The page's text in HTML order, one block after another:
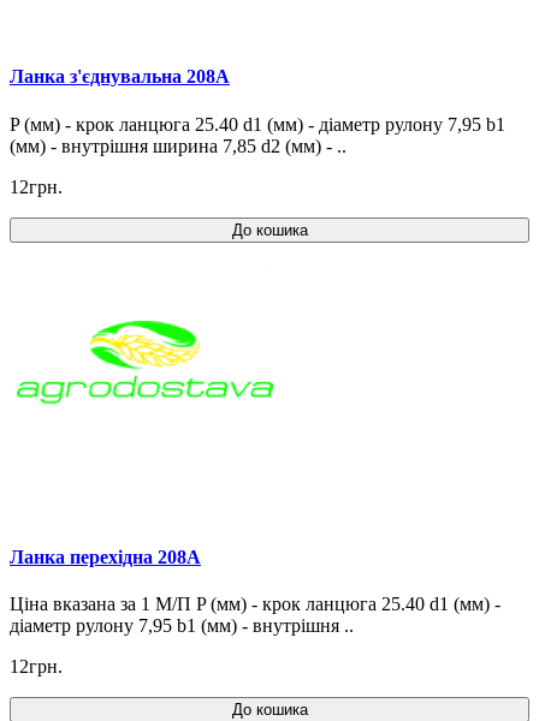
Ланка з'єднувальна 208A
P (мм) - крок ланцюга 25.40 d1 (мм) - діаметр рулону 7,95 b1
(мм) - внутрішня ширина 7,85 d2 (мм) - ..
12грн.
До кошика
Ланка перехідна 208A
Ціна вказана за 1 М/П P (мм) - крок ланцюга 25.40 d1 (мм) -
діаметр рулону 7,95 b1 (мм) - внутрішня ..
12грн.
До кошика